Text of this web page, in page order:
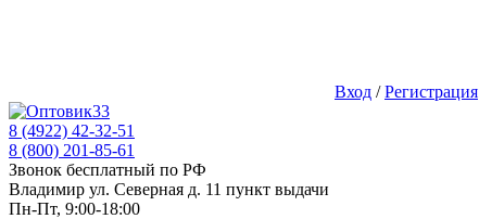
Вход /Регистрация
8 (4922) 42-32-51
8 (800) 201-85-61
Звонок бесплатный по РФ
Владимир ул. Северная д. 11 пункт выдачи
Пн-Пт, 9:00-18:00